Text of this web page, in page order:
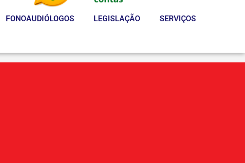
FONOAUDIÓLOGOS LEGISLAÇÃO SERVIÇOS